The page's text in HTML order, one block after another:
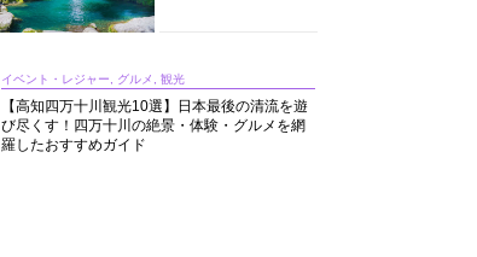
イベント・レジャー, グルメ, 観光
【高知四万十川観光10選】日本最後の清流を遊
び尽くす！四万十川の絶景・体験・グルメを網
羅したおすすめガイド